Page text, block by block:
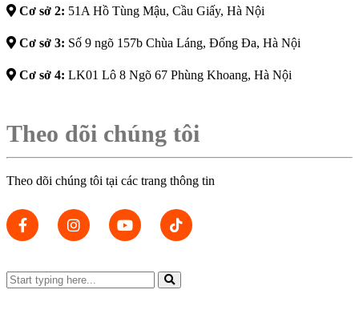
Cơ sở 2: 51A Hồ Tùng Mậu, Cầu Giấy, Hà Nội
Cơ sở 3: Số 9 ngõ 157b Chùa Láng, Đống Đa, Hà Nội
Cơ sở 4: LK01 Lô 8 Ngõ 67 Phùng Khoang, Hà Nội
Theo dõi chúng tôi
Theo dõi chúng tôi tại các trang thông tin